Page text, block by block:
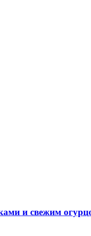
и свежим